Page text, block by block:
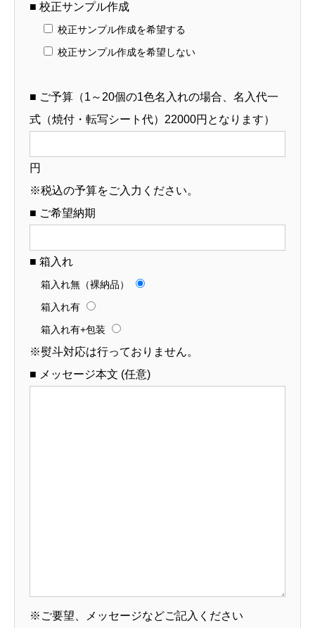
■ 校正サンプル作成
校正サンプル作成を希望する
校正サンプル作成を希望しない
■ ご予算（1～20個の1色名入れの場合、名入代一
式（焼付・転写シート代）22000円となります）
円
※税込の予算をご入力ください。
■ ご希望納期
■ 箱入れ
箱入れ無（裸納品）
箱入れ有
箱入れ有+包装
※熨斗対応は行っておりません。
■ メッセージ本文 (任意)
※ご要望、メッセージなどご記入ください